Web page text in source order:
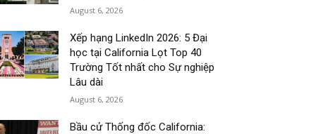
August 6, 2026
Xếp hạng LinkedIn 2026: 5 Đại
học tại California Lọt Top 40
Trường Tốt nhất cho Sự nghiệp
Lâu dài
August 6, 2026
Bầu cử Thống đốc California: